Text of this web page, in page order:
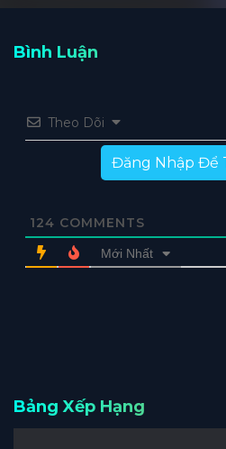
Bình Luận
Theo Dõi
Đăng Nhập Để
124 COMMENTS
Mới Nhất
Bảng Xếp Hạng